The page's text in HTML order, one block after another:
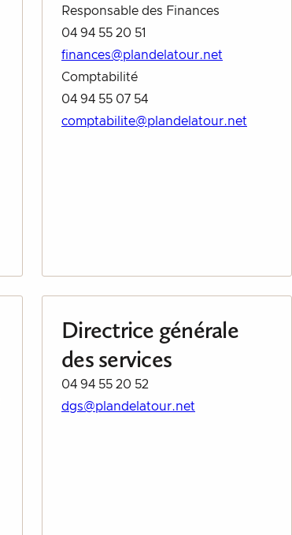
Responsable des Finances
04 94 55 20 51
finances@plandelatour.net
Comptabilité
04 94 55 07 54
comptabilite@plandelatour.net
Directrice générale
des services
04 94 55 20 52
dgs@plandelatour.net